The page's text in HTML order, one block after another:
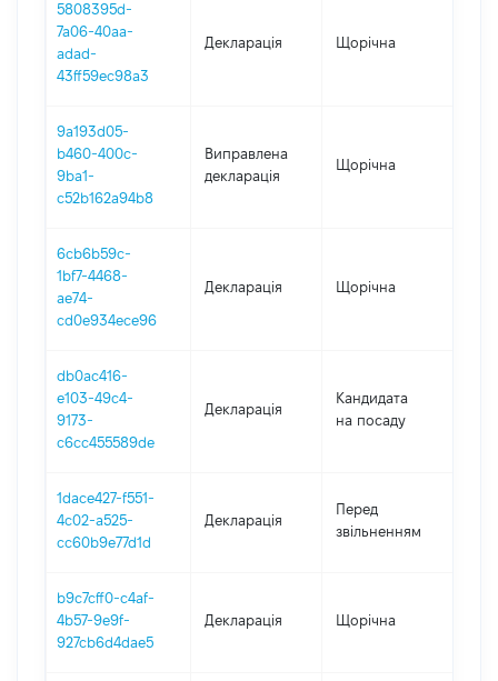
5808395d-
7a06-40aa-
adad-
43ff59ec98a3
Декларація Щорічна
9a193d05-
b460-400c-
9ba1-
c52b162a94b8
Виправлена
декларація
Щорічна
6cb6b59c-
1bf7-4468-
ae74-
cd0e934ece96
Декларація Щорічна
db0ac416-
e103-49c4-
9173-
c6cc455589de
Декларація
Кандидата
на посаду
1dace427-f551-
4c02-a525-
cc60b9e77d1d
Декларація
Перед
звільненням
b9c7cff0-c4af-
4b57-9e9f-
927cb6d4dae5
Декларація Щорічна